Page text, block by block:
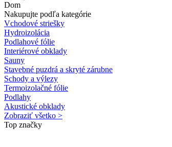
Dom
Nakupujte podľa kategórie
Vchodové striešky
Hydroizolácia
Podlahové fólie
Interiérové obklady
Sauny
Stavebné puzdrá a skryté zárubne
Schody a výlezy
Termoizolačné fólie
Podlahy
Akustické obklady
Zobraziť všetko >
Top značky